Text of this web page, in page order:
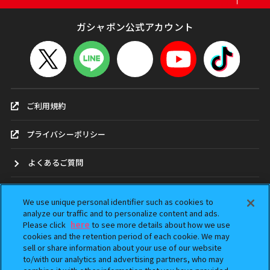
ガシャポン公式アカウント
ご利用規約
プライバシーポリシー
よくあるご質問
ガシャポンどこ？
アンケート
We use unique personal identifier such as cookies to
analyze our traffic and to personalize content and ads.
Please click here to see more details about how we use
cookies and the retention period of each cookie. We may
sell or share information about your use of our website
to/with our analytics and advertising partners, who may